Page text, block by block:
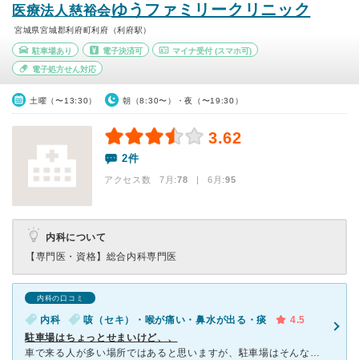
医療法人慈裕会ゆうファミリークリニック
宮城県宮城郡利府町利府（利府駅）
駐車場あり 電子決済可 マイナ受付 (スマホ可)
電子処方せん対応
土曜（〜13:30） 朝（8:30〜）・夜（〜19:30）
3.62
2件
アクセス数 7月:78 | 6月:95
内科について
【専門医・資格】 総合内科専門医
内科の口コミ
内科 咳（セキ）・喉が痛い・鼻水が出る・痰
4.5
駐車場はちょっとせまいけど、、
車で来る人が多い場所ではあると思いますが、駐車場はそんなに大きくないので混雑時は近場にはとめられなさそうです。病院自体は設備が整っていて様々な病気に対応してくれそうだなと感じています。旦那さんも咳喘息